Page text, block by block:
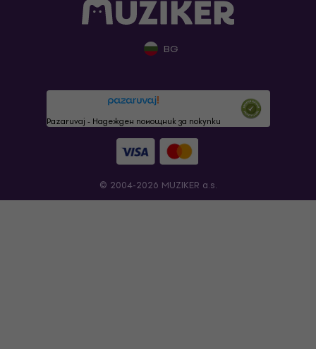
BG
Pazaruvaj - Надежден помощник за покупки
© 2004-2026 MUZIKER a.s.